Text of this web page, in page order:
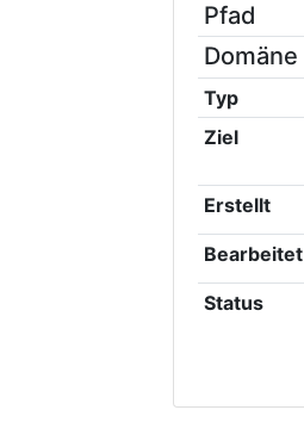
Pfad
Domäne
Typ
Ziel
Erstellt
Bearbeitet
Status